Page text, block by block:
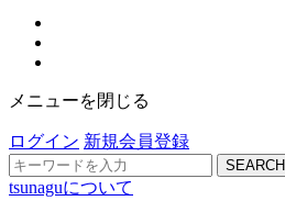
メニューを閉じる
ログイン 新規会員登録
SEARCH
tsunaguについて